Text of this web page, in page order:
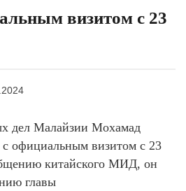
визитом с 23
дел Малайзии Мохамад
официальным визитом с 23
китайского МИД, он
главы